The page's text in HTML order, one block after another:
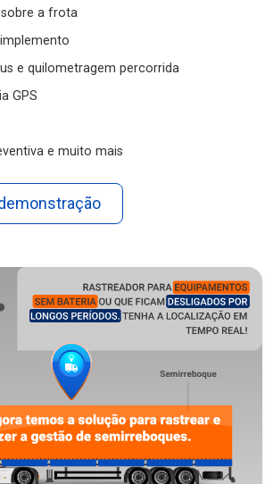
a frota
e quilometragem percorrida
GPS
e muito mais